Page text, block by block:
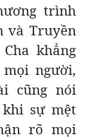
trình
và Truyền
khẳng
người,
cũng nói
sự mệt
rõ mọi